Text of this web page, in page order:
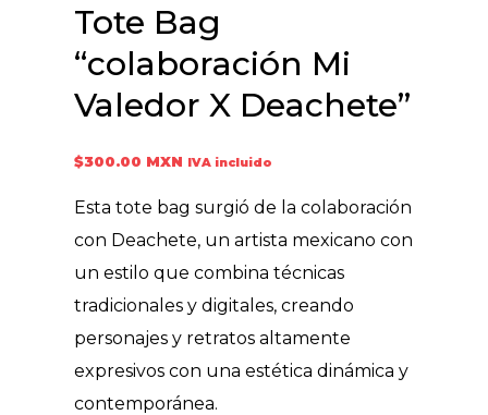
Tote Bag
“colaboración Mi
Valedor X Deachete”
$300.00 MXN IVA incluido
Esta tote bag surgió de la colaboración
con Deachete, un artista mexicano con
un estilo que combina técnicas
tradicionales y digitales, creando
personajes y retratos altamente
expresivos con una estética dinámica y
contemporánea.